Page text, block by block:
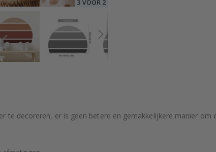
te decoreren, er is geen betere en gemakkelijkere manier